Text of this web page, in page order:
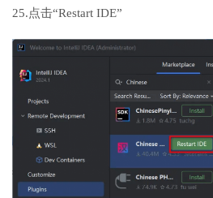
25.点击“Restart IDE”